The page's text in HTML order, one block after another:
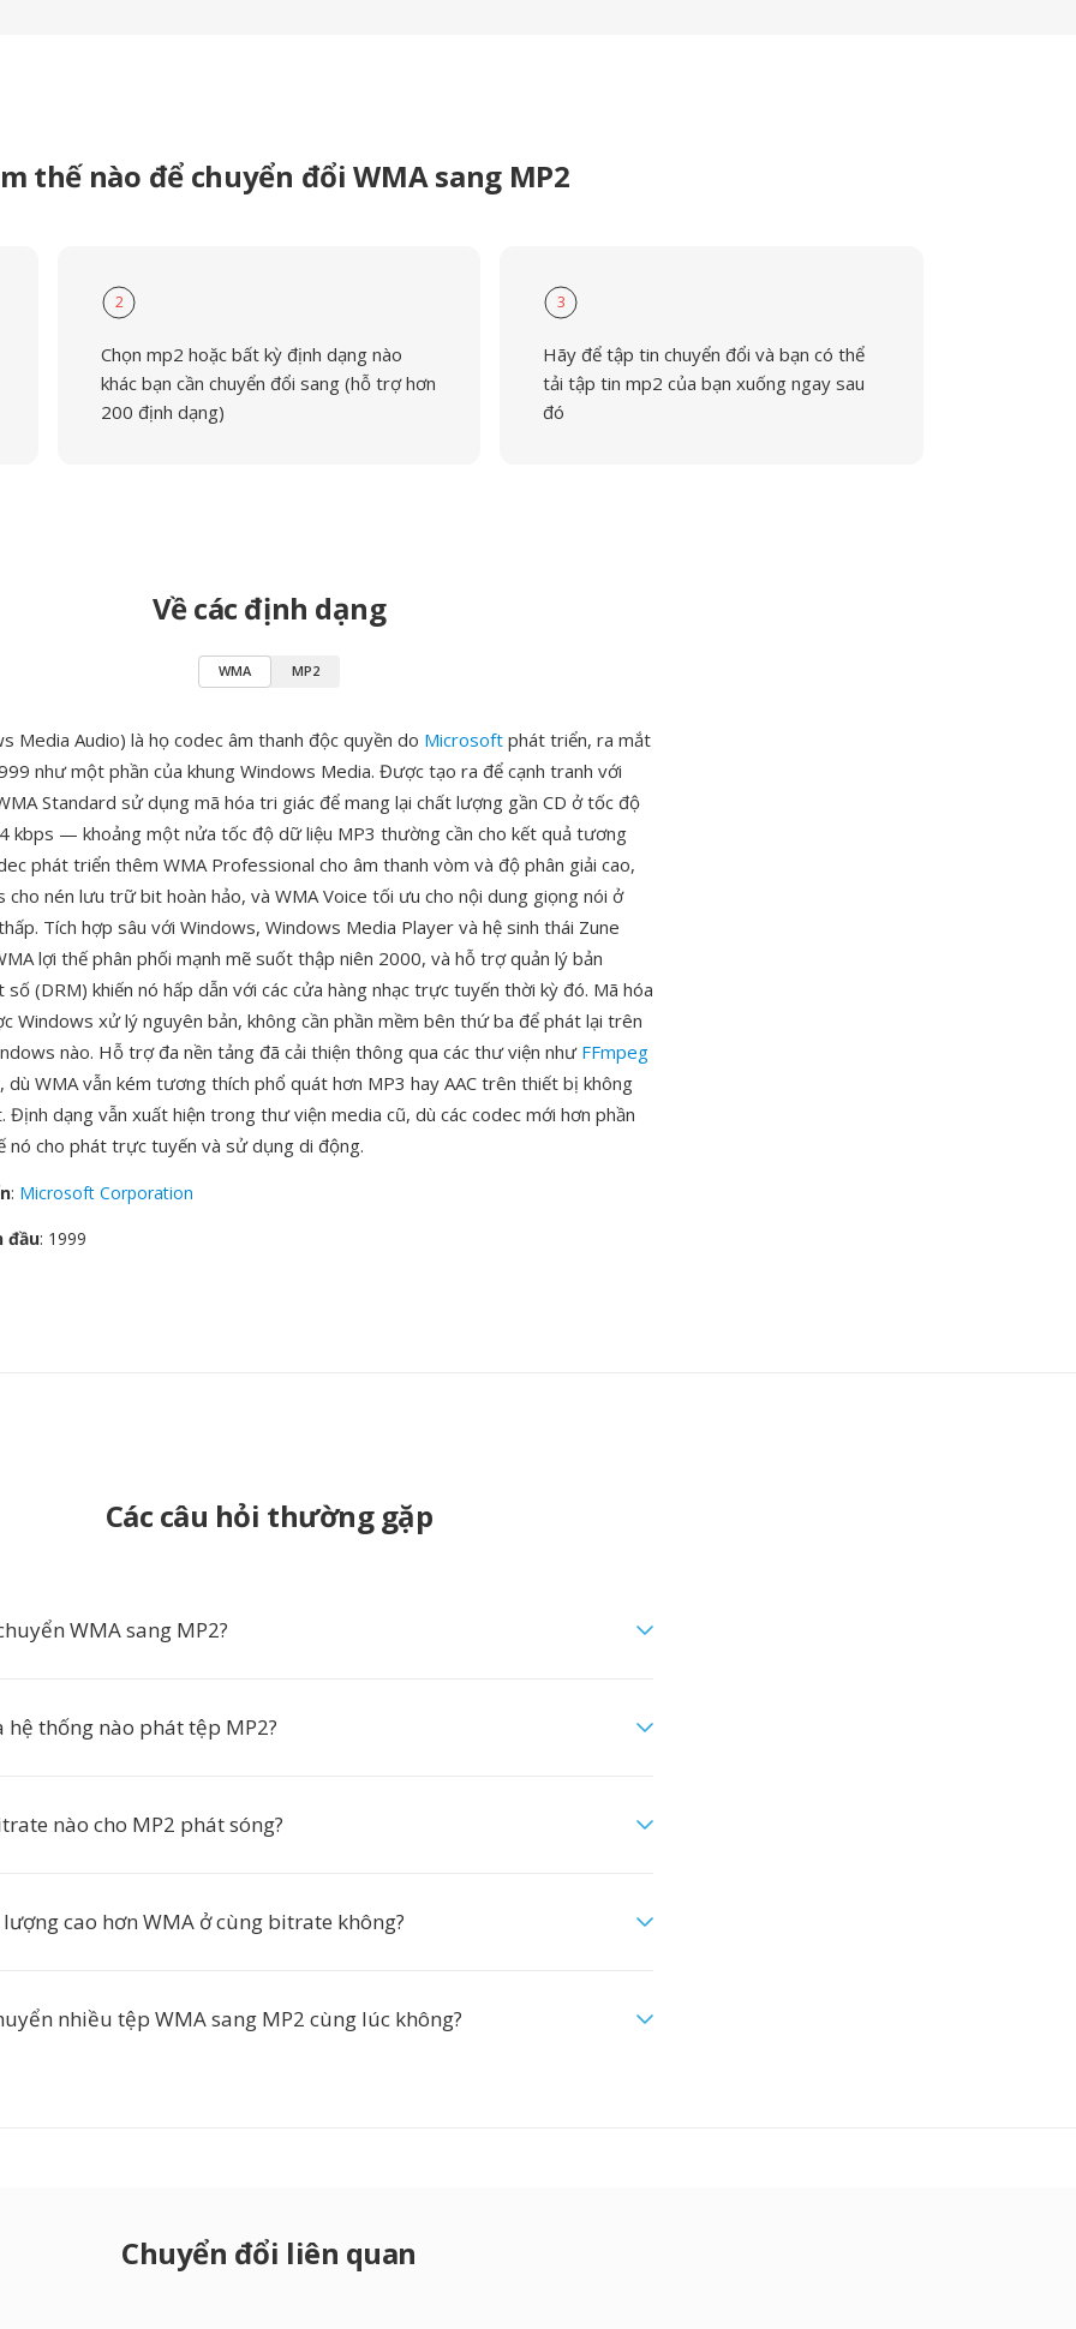
thế nào để chuyển đổi WMA sang MP2
2
Chọn mp2 hoặc bất kỳ định dạng nào
khác bạn cần chuyển đổi sang (hỗ trợ hơn
200 định dạng)
3
Hãy để tập tin chuyển đổi và bạn có thể
tải tập tin mp2 của bạn xuống ngay sau
đó
Về các định dạng
WMA MP2
Media Audio) là họ codec âm thanh độc quyền do Microsoft phát triển, ra mắt
như một phần của khung Windows Media. Được tạo ra để cạnh tranh với
Standard sử dụng mã hóa tri giác để mang lại chất lượng gần CD ở tốc độ
kbps — khoảng một nửa tốc độ dữ liệu MP3 thường cần cho kết quả tương
phát triển thêm WMA Professional cho âm thanh vòm và độ phân giải cao,
cho nén lưu trữ bit hoàn hảo, và WMA Voice tối ưu cho nội dung giọng nói ở
Tích hợp sâu với Windows, Windows Media Player và hệ sinh thái Zune
lợi thế phân phối mạnh mẽ suốt thập niên 2000, và hỗ trợ quản lý bản
số (DRM) khiến nó hấp dẫn với các cửa hàng nhạc trực tuyến thời kỳ đó. Mã hóa
Windows xử lý nguyên bản, không cần phần mềm bên thứ ba để phát lại trên
nào. Hỗ trợ đa nền tảng đã cải thiện thông qua các thư viện như FFmpeg
dù WMA vẫn kém tương thích phổ quát hơn MP3 hay AAC trên thiết bị không
Định dạng vẫn xuất hiện trong thư viện media cũ, dù các codec mới hơn phần
nó cho phát trực tuyến và sử dụng di động.
: Microsoft Corporation
đầu: 1999
Các câu hỏi thường gặp
WMA sang MP2?
hệ thống nào phát tệp MP2?
nào cho MP2 phát sóng?
lượng cao hơn WMA ở cùng bitrate không?
nhiều tệp WMA sang MP2 cùng lúc không?
Chuyển đổi liên quan